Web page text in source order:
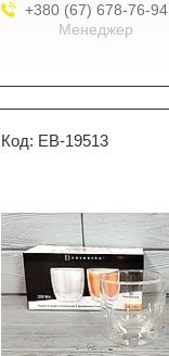
+380 (67) 678-76-94
Менеджер
EB-19513